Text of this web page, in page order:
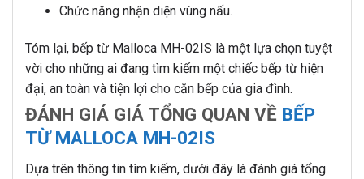
Chức năng nhận diện vùng nấu.
Tóm lại, bếp từ Malloca MH-02IS là một lựa chọn tuyệt
vời cho những ai đang tìm kiếm một chiếc bếp từ hiện
đại, an toàn và tiện lợi cho căn bếp của gia đình.
ĐÁNH GIÁ GIÁ TỔNG QUAN VỀ BẾP
TỪ MALLOCA MH-02IS
Dựa trên thông tin tìm kiếm, dưới đây là đánh giá tổng